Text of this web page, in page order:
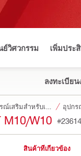
ย์วิศวกรรม เพิ่มประ
ลงทะเบีย
อุปกร
M10/W10
สินค้าที่เกี่ยวข้อง